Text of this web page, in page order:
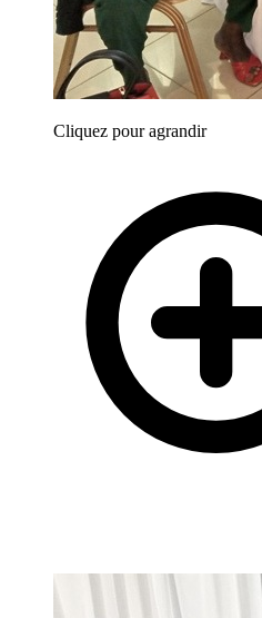
Cliquez pour agrandir